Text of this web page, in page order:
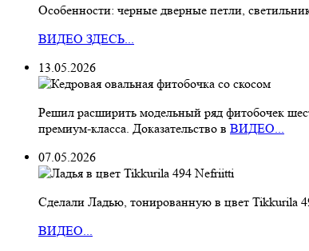
Особенности: черные дверные петли,
ВИДЕО ЗДЕСЬ...
13.05.2026
Решил расширить модельный ряд фитобочек
премиум-класса. Доказательство в ВИДЕО...
07.05.2026
Сделали Ладью, тонированную в цвет Tikkurila
ВИДЕО...